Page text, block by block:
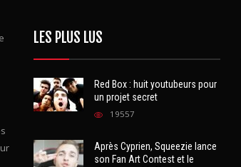
LES PLUS LUS
Red Box : huit youtubeurs pour
19557